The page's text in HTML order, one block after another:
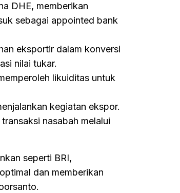
DHE, memberikan
sebagai appointed bank
eksportir dalam konversi
nilai tukar.
likuiditas untuk
kegiatan ekspor.
nasabah melalui
seperti BRI,
dan memberikan